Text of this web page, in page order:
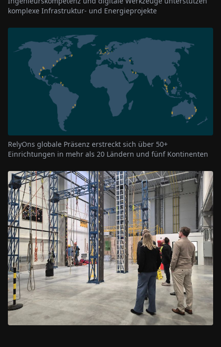
komplexe Infrastruktur- und Energieprojekte
RelyOns globale Präsenz erstreckt sich über 50+
Einrichtungen in mehr als 20 Ländern und fünf Kontinenten